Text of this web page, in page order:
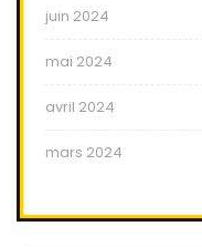
juin 2024
mai 2024
avril 2024
mars 2024